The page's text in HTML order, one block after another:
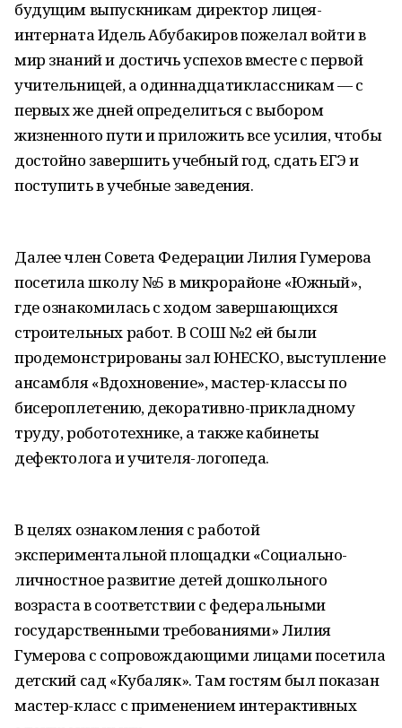
будущим выпускникам директор лицея-
интерната Идель Абубакиров пожелал войти в
мир знаний и достичь успехов вместе с первой
учительницей, а одиннадцатиклассникам — с
первых же дней определиться с выбором
жизненного пути и приложить все усилия, чтобы
достойно завершить учебный год, сдать ЕГЭ и
поступить в учебные заведения.
Далее член Совета Федерации Лилия Гумерова
посетила школу №5 в микрорайоне «Южный»,
где ознакомилась с ходом завершающихся
строительных работ. В СОШ №2 ей были
продемонстрированы зал ЮНЕСКО, выступление
ансамбля «Вдохновение», мастер-классы по
бисероплетению, декоративно-прикладному
труду, робототехнике, а также кабинеты
дефектолога и учителя-логопеда.
В целях ознакомления с работой
экспериментальной площадки «Социально-
личностное развитие детей дошкольного
возраста в соответствии с федеральными
государственными требованиями» Лилия
Гумерова с сопровождающими лицами посетила
детский сад «Кубаляк». Там гостям был показан
мастер-класс с применением интерактивных